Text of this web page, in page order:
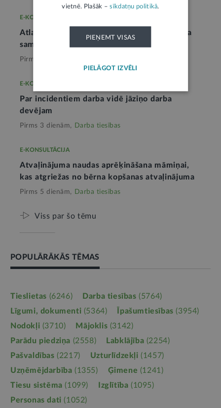
E-KONSULTĀCIJA
Atlaišanas pabalsta apmērs darbinieku skaita
samazināšanas gadījumā
Pirms 3 dienām,
E-KONSULTĀCIJA
Par incidentiem darba vidē jāziņo darba
devējam
Pirms 3 dienām, Darba tiesības
E-KONSULTĀCIJA
Atvaļinājuma naudas aprēķināšana māmiņai,
kas atgriežas no bērna kopšanas atvaļinājuma
Pirms 5 dienām, Darba tiesības
Viss par šo tēmu
POPULĀRĀKĀS TĒMAS
Tieslietas (6246) Darba tiesības (5764)
Līgumi, dokumenti (5364) Īpašumtiesības (3954)
Nodokļi (3710) Mājoklis (3142)
Parādu piedziņa (2558) Labklājība (2254)
Pašvaldības (2217) Uzturlīdzekļi (1457)
Uzņēmējdarbība (1355) Ģimene (1241)
Tiesu sistēma (1099) Izglītība (1095)
Personas dati (1052)
vietnē. Plašāk –sīkdatņu politikā.
PIEŅEMT VISAS
PIELĀGOT IZVĒLI